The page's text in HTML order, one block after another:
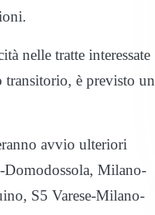
nelle tratte interessate
transitorio, è previsto un
avvio ulteriori
Domodossola, Milano-
S5 Varese-Milano-